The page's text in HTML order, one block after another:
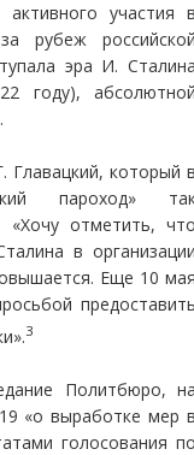
участия
рубеж
эра И.
году),
Главацкий, который
пароход»
«Хочу отметить,
в
Еще 10
3
Политбюро,
«о выработке мер
голосования